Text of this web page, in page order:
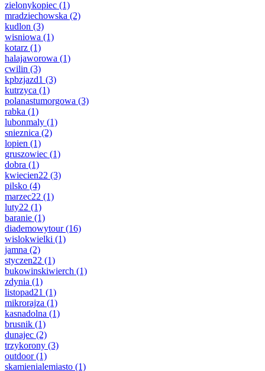
zielonykopiec (1)
mradziechowska (2)
kudlon (3)
wisniowa (1)
kotarz (1)
halajaworowa (1)
cwilin (3)
kpbzjazd1 (3)
kutrzyca (1)
polanastumorgowa (3)
rabka (1)
lubonmaly (1)
snieznica (2)
lopien (1)
gruszowiec (1)
dobra (1)
kwiecien22 (3)
pilsko (4)
marzec22 (1)
luty22 (1)
baranie (1)
diademowytour(16)
wislokwielki (1)
jamna (2)
styczen22 (1)
bukowinskiwierch (1)
zdynia (1)
listopad21 (1)
mikrorajza (1)
kasnadolna (1)
brusnik (1)
dunajec (2)
trzykorony (3)
outdoor(1)
skamienialemiasto (1)